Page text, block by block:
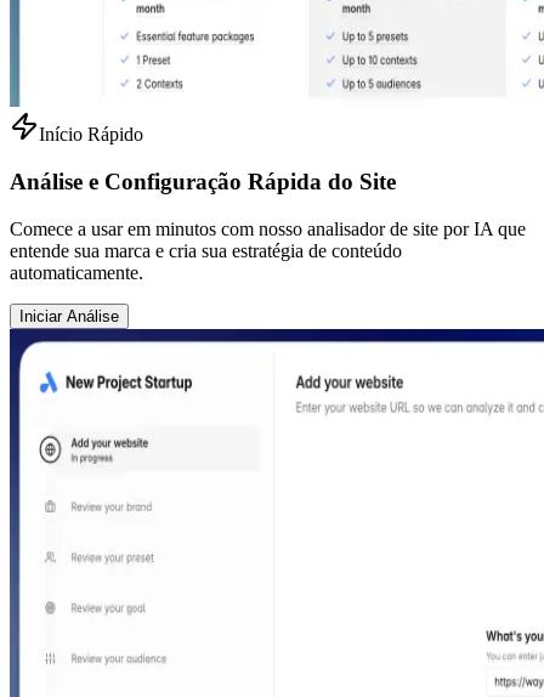
Início Rápido
Análise e Configuração Rápida do Site
Comece a usar em minutos com nosso analisador de site por IA que
entende sua marca e cria sua estratégia de conteúdo
automaticamente.
Iniciar Análise